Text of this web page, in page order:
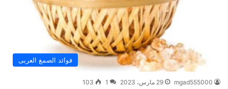
فوائد الصمغ العربى
mgad555000 29 مارس، 2023 1
103